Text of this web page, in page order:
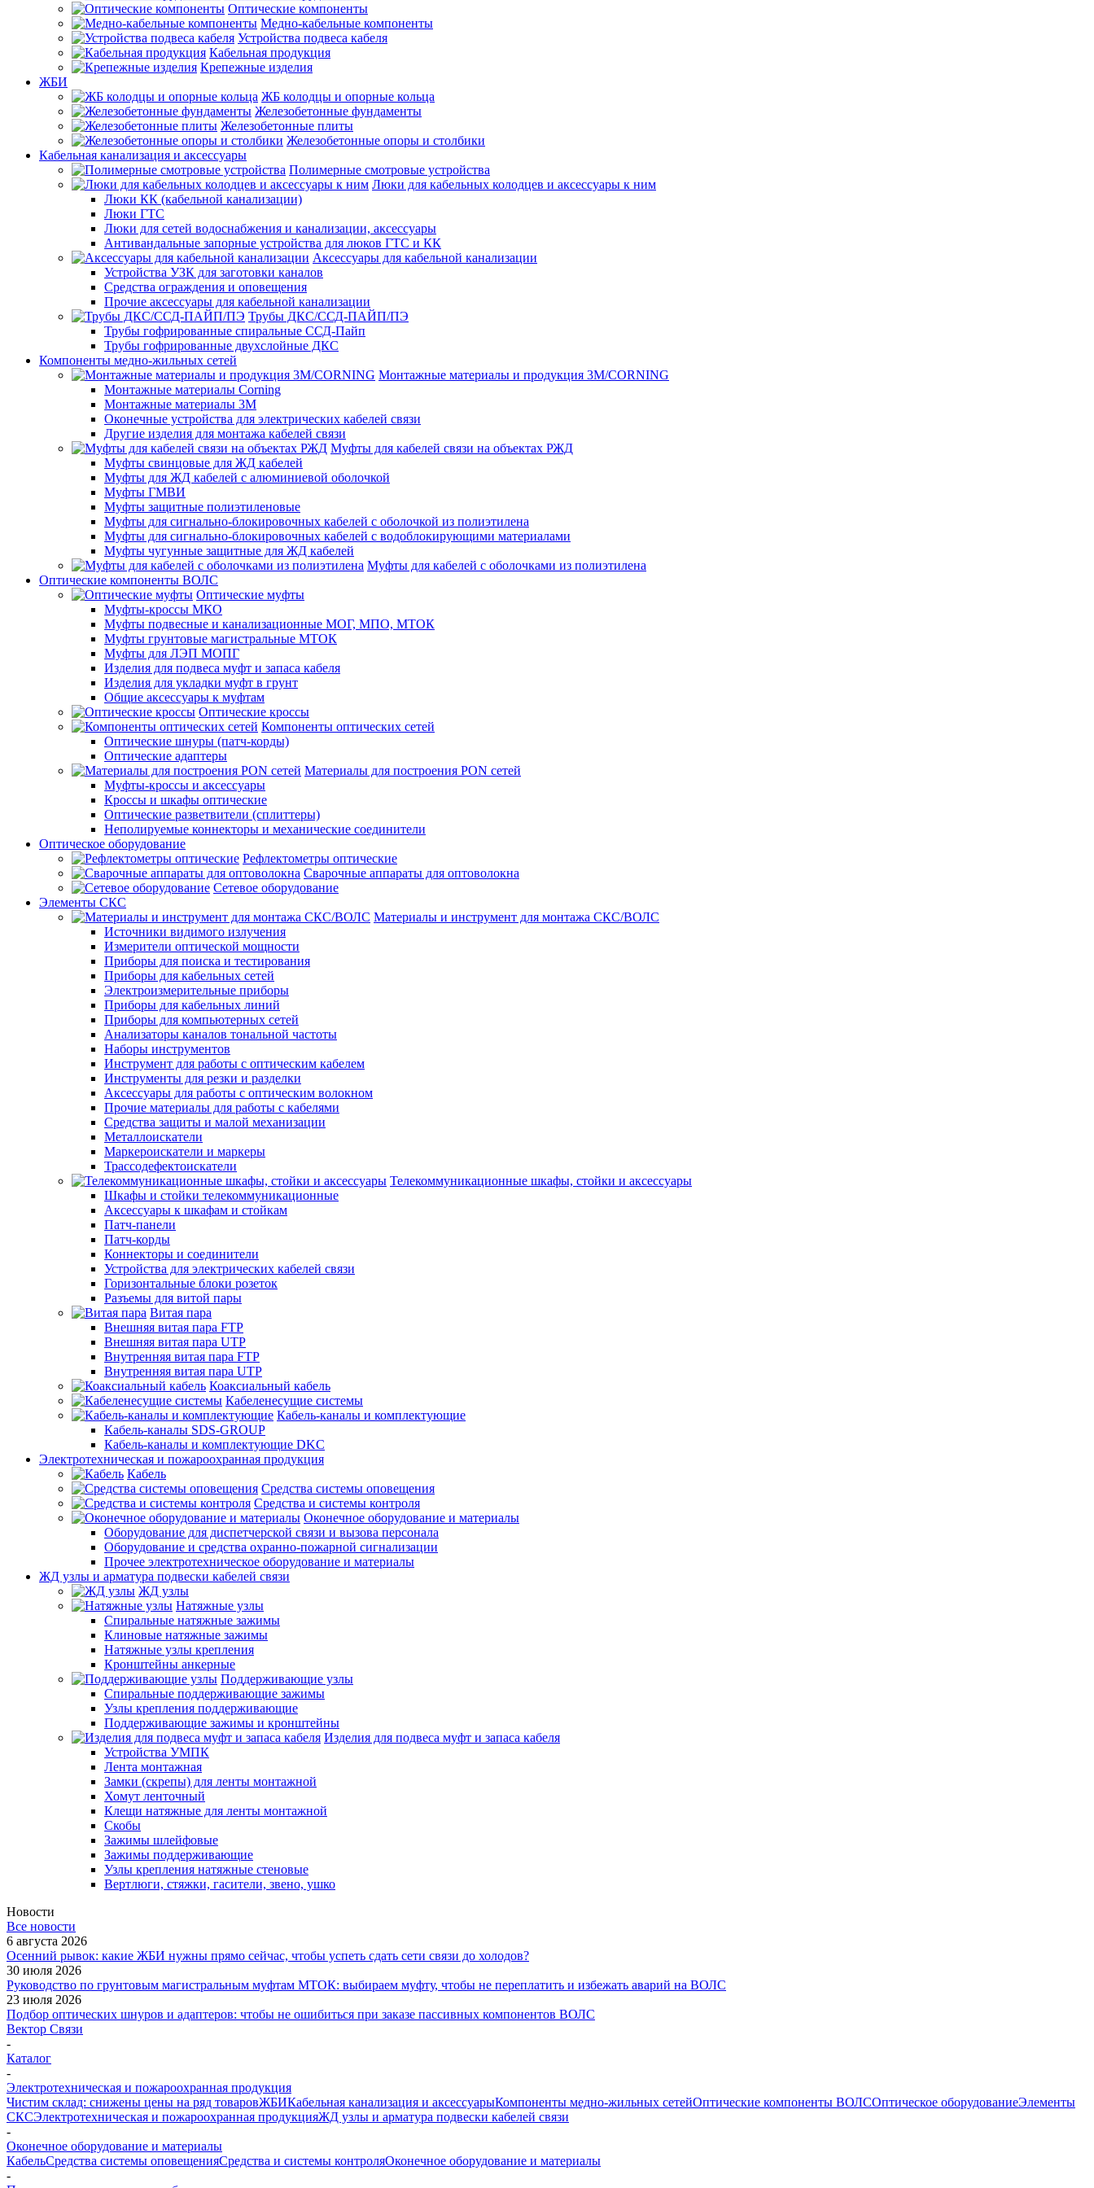
Оптические компоненты
Медно-кабельные компоненты
Устройства подвеса кабеля
Кабельная продукция
Крепежные изделия
ЖБИ
ЖБ колодцы и опорные кольца
Железобетонные фундаменты
Железобетонные плиты
Железобетонные опоры и столбики
Кабельная канализация и аксессуары
Полимерные смотровые устройства
Люки для кабельных колодцев и аксессуары к ним
Люки КК (кабельной канализации)
Люки ГТС
Люки для сетей водоснабжения и канализации, аксессуары
Антивандальные запорные устройства для люков ГТС и КК
Аксессуары для кабельной канализации
Устройства УЗК для заготовки каналов
Средства ограждения и оповещения
Прочие аксессуары для кабельной канализации
Трубы ДКС/ССД-ПАЙП/ПЭ
Трубы гофрированные спиральные ССД-Пайп
Трубы гофрированные двухслойные ДКС
Компоненты медно-жильных сетей
Монтажные материалы и продукция 3M/CORNING
Монтажные материалы Corning
Монтажные материалы 3M
Оконечные устройства для электрических кабелей связи
Другие изделия для монтажа кабелей связи
Муфты для кабелей связи на объектах РЖД
Муфты свинцовые для ЖД кабелей
Муфты для ЖД кабелей с алюминиевой оболочкой
Муфты ГМВИ
Муфты защитные полиэтиленовые
Муфты для сигнально-блокировочных кабелей с оболочкой из полиэтилена
Муфты для сигнально-блокировочных кабелей с водоблокирующими материалами
Муфты чугунные защитные для ЖД кабелей
Муфты для кабелей с оболочками из полиэтилена
Оптические компоненты ВОЛС
Оптические муфты
Муфты-кроссы МКО
Муфты подвесные и канализационные МОГ, МПО, МТОК
Муфты грунтовые магистральные МТОК
Муфты для ЛЭП МОПГ
Изделия для подвеса муфт и запаса кабеля
Изделия для укладки муфт в грунт
Общие аксессуары к муфтам
Оптические кроссы
Компоненты оптических сетей
Оптические шнуры (патч-корды)
Оптические адаптеры
Материалы для построения PON сетей
Муфты-кроссы и аксессуары
Кроссы и шкафы оптические
Оптические разветвители (сплиттеры)
Неполируемые коннекторы и механические соединители
Оптическое оборудование
Рефлектометры оптические
Сварочные аппараты для оптоволокна
Сетевое оборудование
Элементы СКС
Материалы и инструмент для монтажа СКС/ВОЛС
Источники видимого излучения
Измерители оптической мощности
Приборы для поиска и тестирования
Приборы для кабельных сетей
Электроизмерительные приборы
Приборы для кабельных линий
Приборы для компьютерных сетей
Анализаторы каналов тональной частоты
Наборы инструментов
Инструмент для работы с оптическим кабелем
Инструменты для резки и разделки
Аксессуары для работы с оптическим волокном
Прочие материалы для работы с кабелями
Средства защиты и малой механизации
Металлоискатели
Маркероискатели и маркеры
Трассодефектоискатели
Телекоммуникационные шкафы, стойки и аксессуары
Шкафы и стойки телекоммуникационные
Аксессуары к шкафам и стойкам
Патч-панели
Патч-корды
Коннекторы и соединители
Устройства для электрических кабелей связи
Горизонтальные блоки розеток
Разъемы для витой пары
Витая пара
Внешняя витая пара FTP
Внешняя витая пара UTP
Внутренняя витая пара FTP
Внутренняя витая пара UTP
Коаксиальный кабель
Кабеленесущие системы
Кабель-каналы и комплектующие
Кабель-каналы SDS-GROUP
Кабель-каналы и комплектующие DKC
Электротехническая и пожароохранная продукция
Кабель
Средства системы оповещения
Средства и системы контроля
Оконечное оборудование и материалы
Оборудование для диспетчерской связи и вызова персонала
Оборудование и средства охранно-пожарной сигнализации
Прочее электротехническое оборудование и материалы
ЖД узлы и арматура подвески кабелей связи
ЖД узлы
Натяжные узлы
Спиральные натяжные зажимы
Клиновые натяжные зажимы
Натяжные узлы крепления
Кронштейны анкерные
Поддерживающие узлы
Спиральные поддерживающие зажимы
Узлы крепления поддерживающие
Поддерживающие зажимы и кронштейны
Изделия для подвеса муфт и запаса кабеля
Устройства УМПК
Лента монтажная
Замки (скрепы) для ленты монтажной
Хомут ленточный
Клещи натяжные для ленты монтажной
Скобы
Зажимы шлейфовые
Зажимы поддерживающие
Узлы крепления натяжные стеновые
Вертлюги, стяжки, гасители, звено, ушко
Новости
Все новости
6 августа 2026
Осенний рывок: какие ЖБИ нужны прямо сейчас, чтобы успеть сдать сети связи до холодов?
30 июля 2026
Руководство по грунтовым магистральным муфтам МТОК: выбираем муфту, чтобы не переплатить и избежать аварий на ВОЛС
23 июля 2026
Подбор оптических шнуров и адаптеров: чтобы не ошибиться при заказе пассивных компонентов ВОЛС
Вектор Связи
-
Каталог
-
Электротехническая и пожароохранная продукция
Чистим склад: снижены цены на ряд товаровЖБИКабельная канализация и аксессуарыКомпоненты медно-жильных сетейОптические компоненты ВОЛСОптическое оборудованиеЭлементы
СКСЭлектротехническая и пожароохранная продукцияЖД узлы и арматура подвески кабелей связи
-
Оконечное оборудование и материалы
КабельСредства системы оповещенияСредства и системы контроляОконечное оборудование и материалы
-